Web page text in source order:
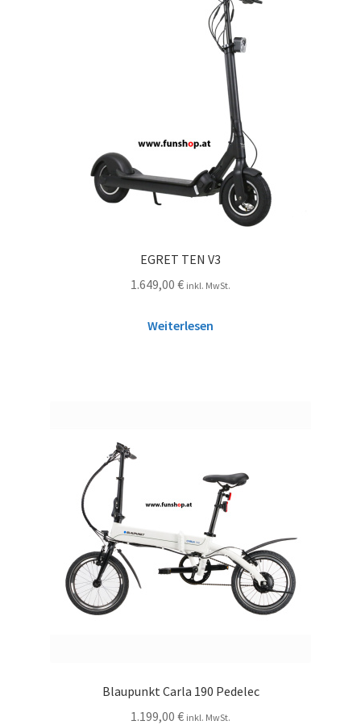
EGRET TEN V3
1.649,00 € inkl. MwSt.
Weiterlesen
Blaupunkt Carla 190 Pedelec
1.199,00 € inkl. MwSt.